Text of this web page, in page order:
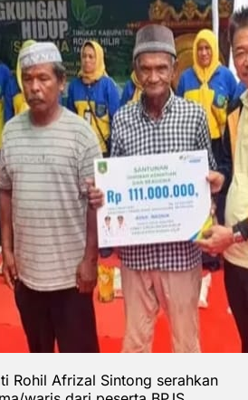
Rohil Afrizal Sintong serahkan